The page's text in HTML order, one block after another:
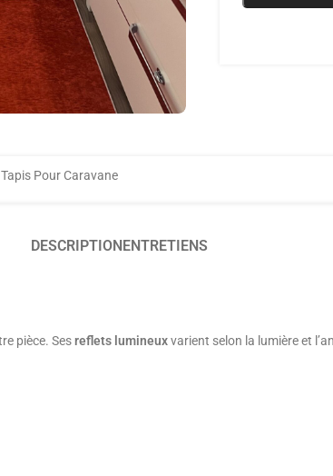
Tapis Pour Caravane
DESCRIPTIONENTRETIENS
pièce. Sesreflets lumineuxvarient selon la lumière et